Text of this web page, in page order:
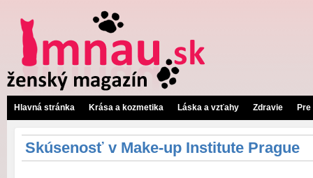
Hlavná stránka Krása a kozmetika Láska a vzťahy Zdravie
Skúsenosť v Make-up Institute Prague